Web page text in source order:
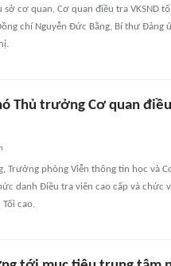
sở cơ quan, Cơ quan điều tra VKSND
chí Nguyễn Đức Bằng, Bí thư Đảng
Thủ trưởng Cơ quan
Trưởng phòng Viễn thông tin học và
danh Điều tra viên cao cấp và chức
Tối cao.